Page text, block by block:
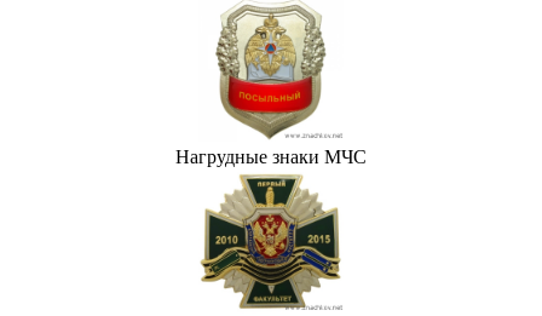
Нагрудные знаки МЧС